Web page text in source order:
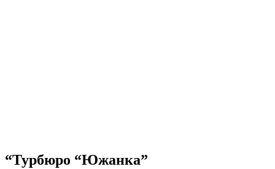
“Турбюро “Южанка”